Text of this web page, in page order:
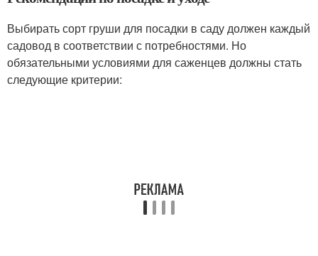
Выбирать сорт груши для посадки в саду должен каждый
садовод в соответствии с потребностями. Но
обязательными условиями для саженцев должны стать
следующие критерии: